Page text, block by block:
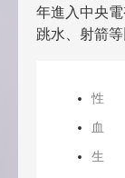
年進入中央
跳水、射箭
性
血
生